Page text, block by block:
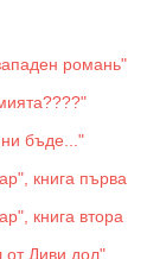
романь"
бъде..."
книга първа
книга втора
от Диви дол"